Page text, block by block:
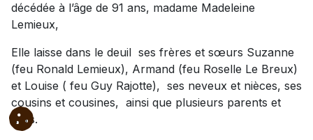
décédée à l’âge de 91 ans, madame Madeleine
Lemieux,
Elle laisse dans le deuil ses frères et sœurs Suzanne
(feu Ronald Lemieux), Armand (feu Roselle Le Breux)
et Louise ( feu Guy Rajotte), ses neveux et nièces, ses
cousins et cousines, ainsi que plusieurs parents et
amis.